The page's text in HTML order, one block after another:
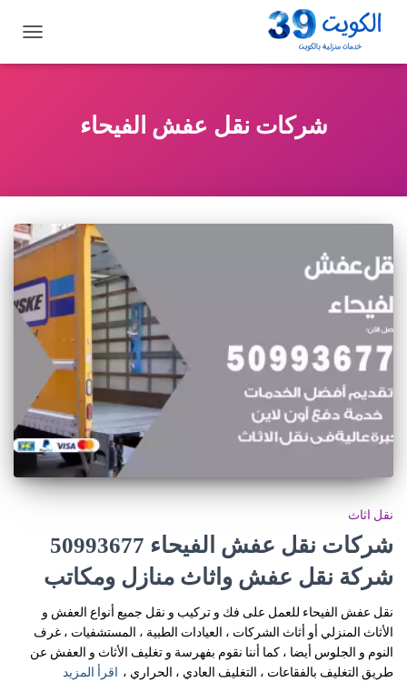
التنقل
شركات نقل عفش الفيحاء
نقل اثاث
شركات نقل عفش الفيحاء 50993677
شركة نقل عفش واثاث منازل ومكاتب
نقل عفش الفيحاء للعمل على فك و تركيب و نقل جميع أنواع العفش و
الأثاث المنزلي أو أثاث الشركات ، العيادات الطبية ، المستشفيات ، غرف
النوم و الجلوس أيضا ، كما أننا نقوم بفهرسة و تغليف الأثاث و العفش عن
طريق التغليف بالفقاعات ، التغليف العادي ، الحراري ، اقرأ المزيد